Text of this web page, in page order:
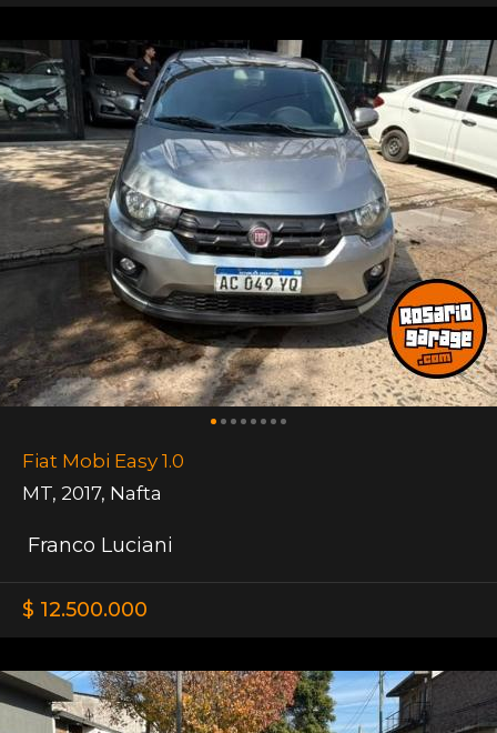
Fiat Mobi Easy 1.0
MT, 2017, Nafta
Franco Luciani
$ 12.500.000